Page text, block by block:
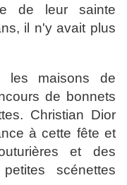
de leur sainte
il n'y avait plus
maisons de
de bonnets
Christian Dior
à cette fête et
et des
scénettes